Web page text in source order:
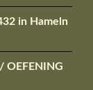
in Hameln
OEFENING